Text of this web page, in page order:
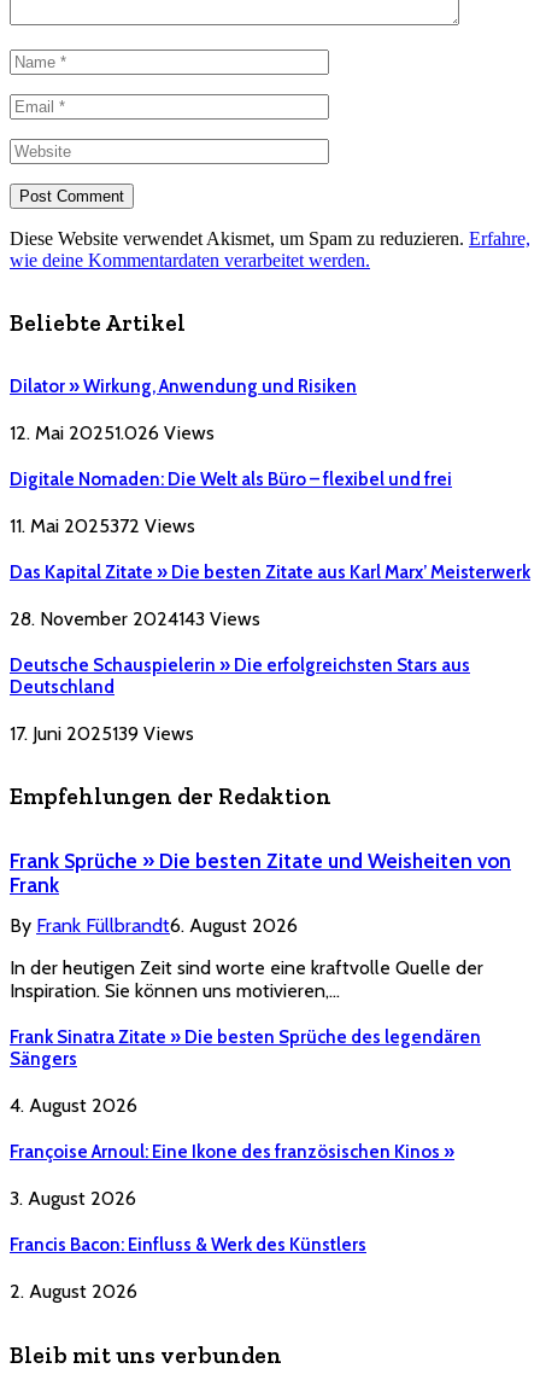
Diese Website verwendet Akismet, um Spam zu reduzieren. Erfahre,
wie deine Kommentardaten verarbeitet werden.
Beliebte Artikel
Dilator » Wirkung, Anwendung und Risiken
12. Mai 20251.026 Views
Digitale Nomaden: Die Welt als Büro – flexibel und frei
11. Mai 2025372 Views
Das Kapital Zitate » Die besten Zitate aus Karl Marx’ Meisterwerk
28. November 2024143 Views
Deutsche Schauspielerin » Die erfolgreichsten Stars aus
Deutschland
17. Juni 2025139 Views
Empfehlungen der Redaktion
Frank Sprüche » Die besten Zitate und Weisheiten von
Frank
By Frank Füllbrandt6. August 2026
In der heutigen Zeit sind worte eine kraftvolle Quelle der
Inspiration. Sie können uns motivieren,…
Frank Sinatra Zitate » Die besten Sprüche des legendären
Sängers
4. August 2026
Françoise Arnoul: Eine Ikone des französischen Kinos »
3. August 2026
Francis Bacon: Einfluss & Werk des Künstlers
2. August 2026
Bleib mit uns verbunden